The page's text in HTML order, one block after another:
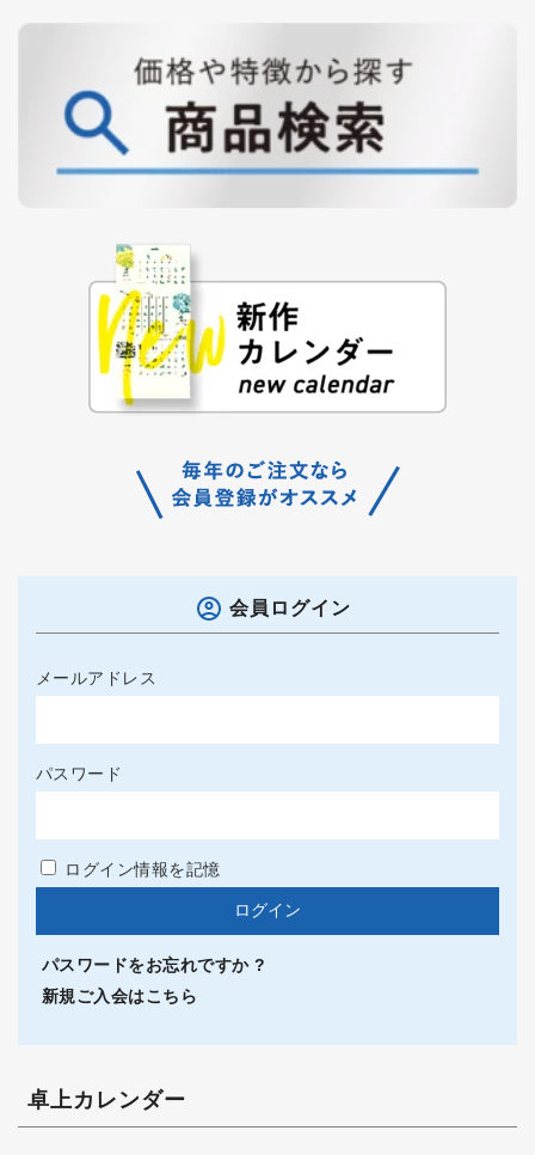
会員ログイン
メールアドレス
パスワード
ログイン情報を記憶
パスワードをお忘れですか ?
新規ご入会はこちら
卓上カレンダー